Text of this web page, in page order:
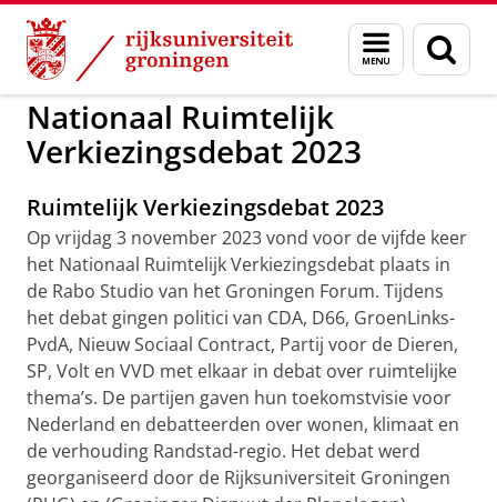
Skip
Content
Skip
Navigation
Menu
en
zoeken
Over ons
Nationaal Ruimtelijk
Verkiezingsdebat 2023
Ruimtelijk Verkiezingsdebat 2023
Op vrijdag 3 november 2023 vond voor de vijfde keer
het Nationaal Ruimtelijk Verkiezingsdebat plaats in
de Rabo Studio van het Groningen Forum. Tijdens
het debat gingen politici van CDA, D66, GroenLinks-
PvdA, Nieuw Sociaal Contract, Partij voor de Dieren,
SP, Volt en VVD met elkaar in debat over ruimtelijke
thema’s. De partijen gaven hun toekomstvisie voor
Nederland en debatteerden over wonen, klimaat en
de verhouding Randstad-regio. Het debat werd
georganiseerd door de Rijksuniversiteit Groningen